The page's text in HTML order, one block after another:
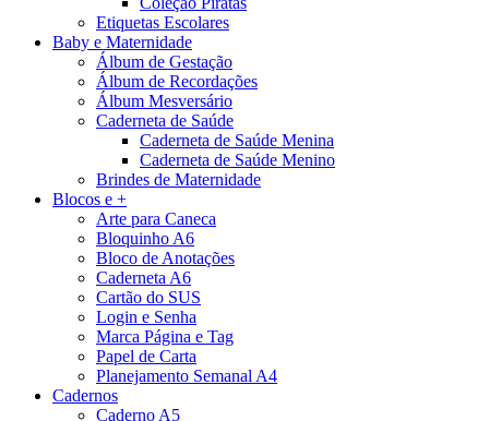
Etiquetas Escolares
Baby e Maternidade
Álbum de Gestação
Álbum de Recordações
Álbum Mesversário
Caderneta de Saúde
Caderneta de Saúde Menina
Caderneta de Saúde Menino
Brindes de Maternidade
Blocos e +
Arte para Caneca
Bloquinho A6
Bloco de Anotações
Caderneta A6
Cartão do SUS
Login e Senha
Marca Página e Tag
Papel de Carta
Planejamento Semanal A4
Cadernos
Caderno A5